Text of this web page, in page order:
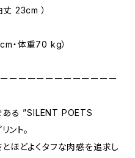
23cm ）
・体重70 kg）
ーーーーーーーーーーーー
ある ”SILENT POETS
ト。
ほどよくタフな肉感を追求し